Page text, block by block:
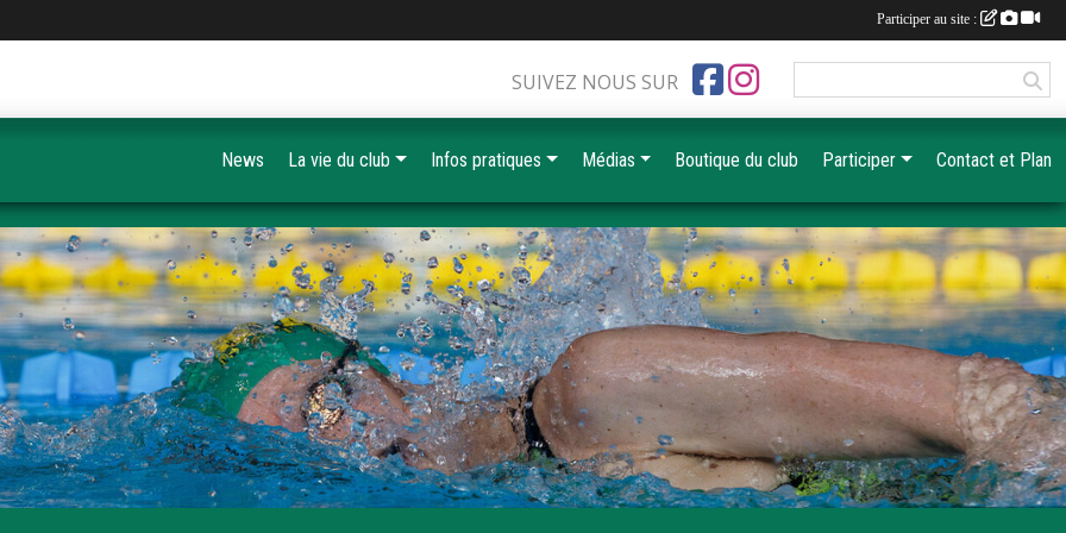
SUIVEZ NOUS SUR
News La vie du club Infos pratiques Médias Boutique du club Participer Contact et Plan
Participer au site :